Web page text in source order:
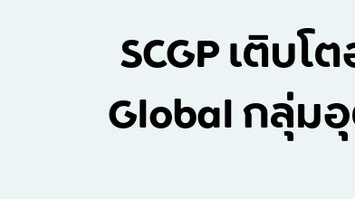
SCGP เติบโ
Global กลุ่ม